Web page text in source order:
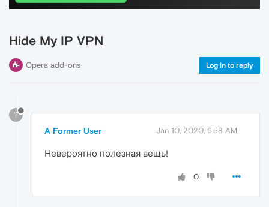
Hide My IP VPN
Opera add-ons Log in to reply
?
A Former User Jan 10, 2020, 6:58 AM
Невероятно полезная вещь!
0